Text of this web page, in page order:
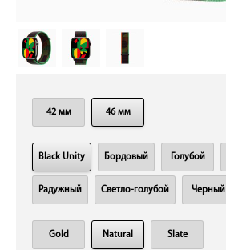
42 мм 46 мм
Black Unity Бордовый Голубой
Радужный Светло-голубой Черный
Gold Natural Slate